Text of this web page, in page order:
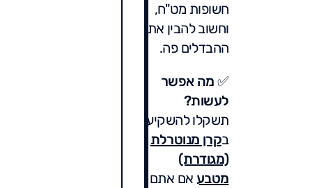
חשופות מט"ח,
וחשוב להבין את
ההבדלים פה.
✅ מה אפשר
לעשות?
תשקלו להשקיע
בקרן מנוטרלת
(מגודרת)
מטבע אם אתם